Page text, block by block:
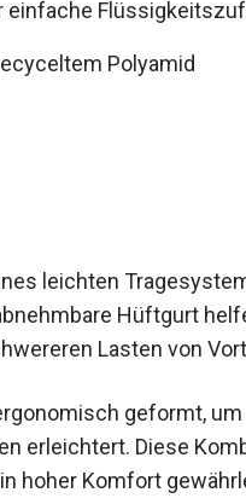
leichten
Hüftgurt
geformt,
erleichtert. Diese